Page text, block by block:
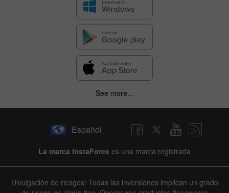
See more...
Español
La marca InstaForex es una marca registrada
Divulgación de riesgos: Todas las inversiones implican un grado